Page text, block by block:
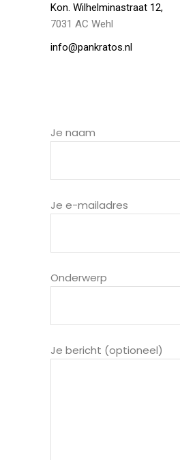
Kon. Wilhelminastraat 12,
7031 AC Wehl
info@pankratos.nl
Je naam
Je e-mailadres
Onderwerp
Je bericht (optioneel)